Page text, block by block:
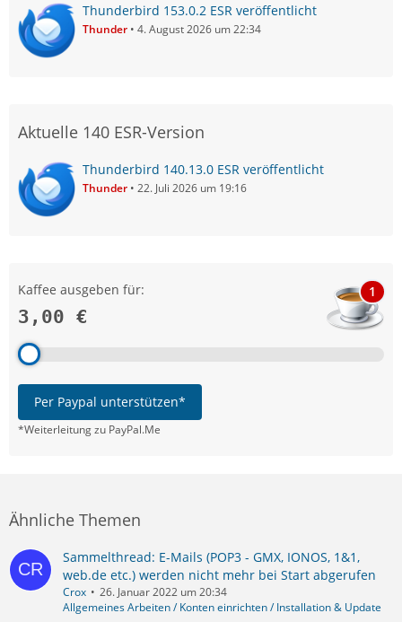
Thunderbird 153.0.2 ESR veröffentlicht
Thunder 4. August 2026 um 22:34
Aktuelle 140 ESR-Version
Thunderbird 140.13.0 ESR veröffentlicht
Thunder 22. Juli 2026 um 19:16
Kaffee ausgeben für:
3,00 €
1
Per Paypal unterstützen*
*Weiterleitung zu PayPal.Me
Ähnliche Themen
Sammelthread: E-Mails (POP3 - GMX, IONOS, 1&1,
web.de etc.) werden nicht mehr bei Start abgerufen
Crox
26. Januar 2022 um 20:34
Allgemeines Arbeiten / Konten einrichten / Installation & Update